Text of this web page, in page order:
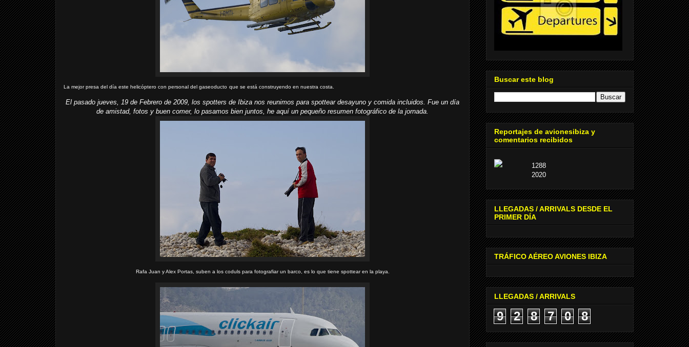
La mejor presa del día este helicóptero con personal del gaseoducto que se está construyendo en nuestra costa.
El pasado jueves, 19 de Febrero de 2009, los spotters de Ibiza nos reunimos para spottear desayuno y comida incluidos. Fue un día
de amistad, fotos y buen comer, lo pasamos bien juntos, he aquí un pequeño resumen fotográfico de la jornada.
Rafa Juan y Alex Portas, suben a los coduls para fotografiar un barco, es lo que tiene spottear en la playa.
Buscar este blog
Reportajes de avionesibiza y
comentarios recibidos
1288
2020
LLEGADAS / ARRIVALS DESDE EL
PRIMER DÍA
TRÁFICO AÉREO AVIONES IBIZA
LLEGADAS / ARRIVALS
9 2 8 7 0 8